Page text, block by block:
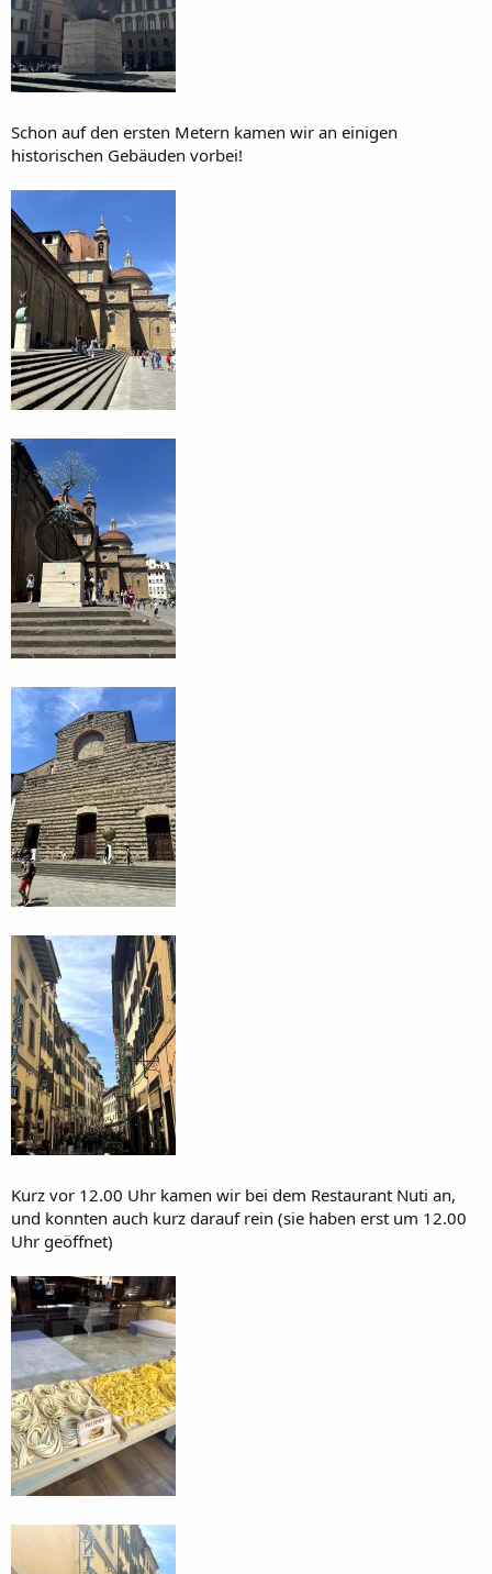
Schon auf den ersten Metern kamen wir an einigen
historischen Gebäuden vorbei!
Kurz vor 12.00 Uhr kamen wir bei dem Restaurant Nuti an,
und konnten auch kurz darauf rein (sie haben erst um 12.00
Uhr geöffnet)